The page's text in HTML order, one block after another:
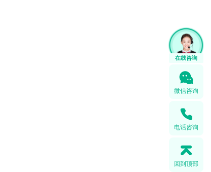
在线咨询
微信咨询
电话咨询
回到顶部